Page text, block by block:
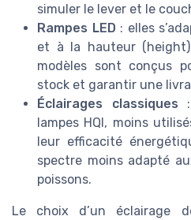
simuler le lever et le
Rampes LED : elles
et à la hauteur (height)
modèles sont conçus
stock et garantir une
Éclairages classiques
lampes HQI, moins
leur efficacité
spectre moins adapté
poissons.
Le choix d’un éclairage